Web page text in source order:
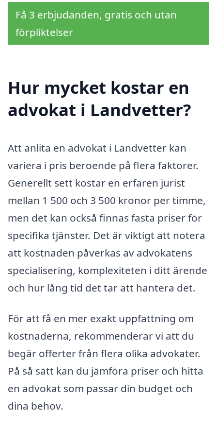
Få 3 erbjudanden, gratis och utan
förpliktelser
Hur mycket kostar en
advokat i Landvetter?
Att anlita en advokat i Landvetter kan
variera i pris beroende på flera faktorer.
Generellt sett kostar en erfaren jurist
mellan 1 500 och 3 500 kronor per timme,
men det kan också finnas fasta priser för
specifika tjänster. Det är viktigt att notera
att kostnaden påverkas av advokatens
specialisering, komplexiteten i ditt ärende
och hur lång tid det tar att hantera det.
För att få en mer exakt uppfattning om
kostnaderna, rekommenderar vi att du
begär offerter från flera olika advokater.
På så sätt kan du jämföra priser och hitta
en advokat som passar din budget och
dina behov.